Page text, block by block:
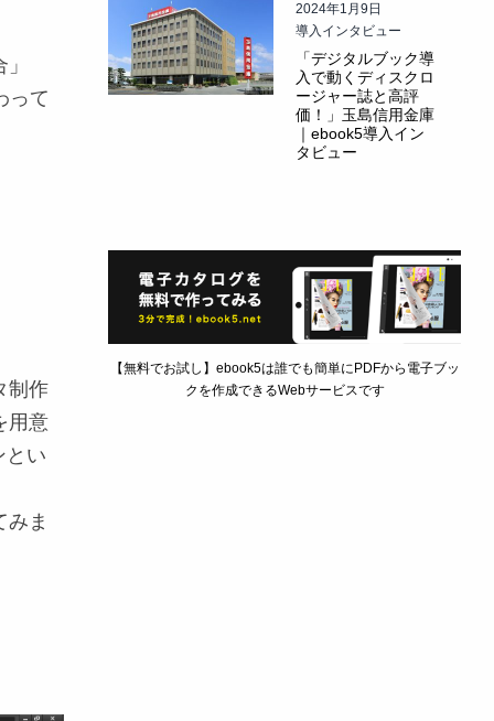
」
って
制作
用意
とい
みま
2024年1月9日
導入インタビュー
「デジタルブック導
入で動くディスクロ
ージャー誌と高評
価！」玉島信用金庫
｜ebook5導入イン
タビュー
【無料でお試し】ebook5は誰でも簡単にPDFから電子ブッ
クを作成できるWebサービスです